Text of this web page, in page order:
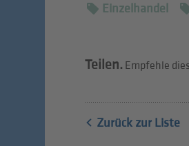
Einzelhandel
Teilen. Empfehle
Zurück zur Liste